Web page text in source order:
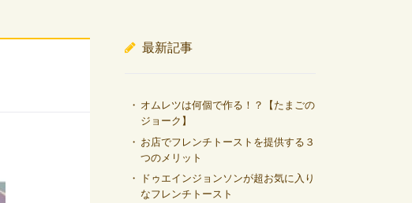
最新記事
オムレツは何個で作る！？【たまごの
ジョーク】
お店でフレンチトーストを提供する３
つのメリット
ドゥエインジョンソンが超お気に入り
なフレンチトースト